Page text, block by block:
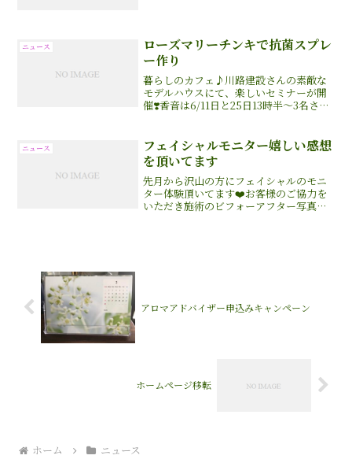
カリラディアー...
ニュース
ローズマリーチンキで抗菌スプレ
ー作り
暮らしのカフェ♪川路建設さんの素敵な
モデルハウスにて、楽しいセミナーが開
催❣️香音は6/11日と25日13時半〜3名さま
♪(お茶付)コロナウィルス感染予防や梅
雨の抗菌...
ニュース
フェイシャルモニター嬉しい感想
を頂いてます
先月から沢山の方にフェイシャルのモニ
ター体験頂いてます❤️お客様のご協力を
いただき施術のビフォーアフター写真を
アロマアドバイザー申込みキャンペーン
ホームページ移転
ホーム ニュース